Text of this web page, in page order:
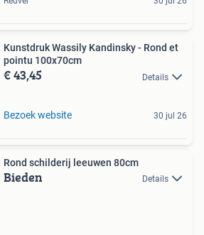
Kunstdruk Wassily Kandinsky - Rond et
pointu 100x70cm
€ 43,45 Details
Bezoek website 30 jul 26
Rond schilderij leeuwen 80cm
Bieden Details